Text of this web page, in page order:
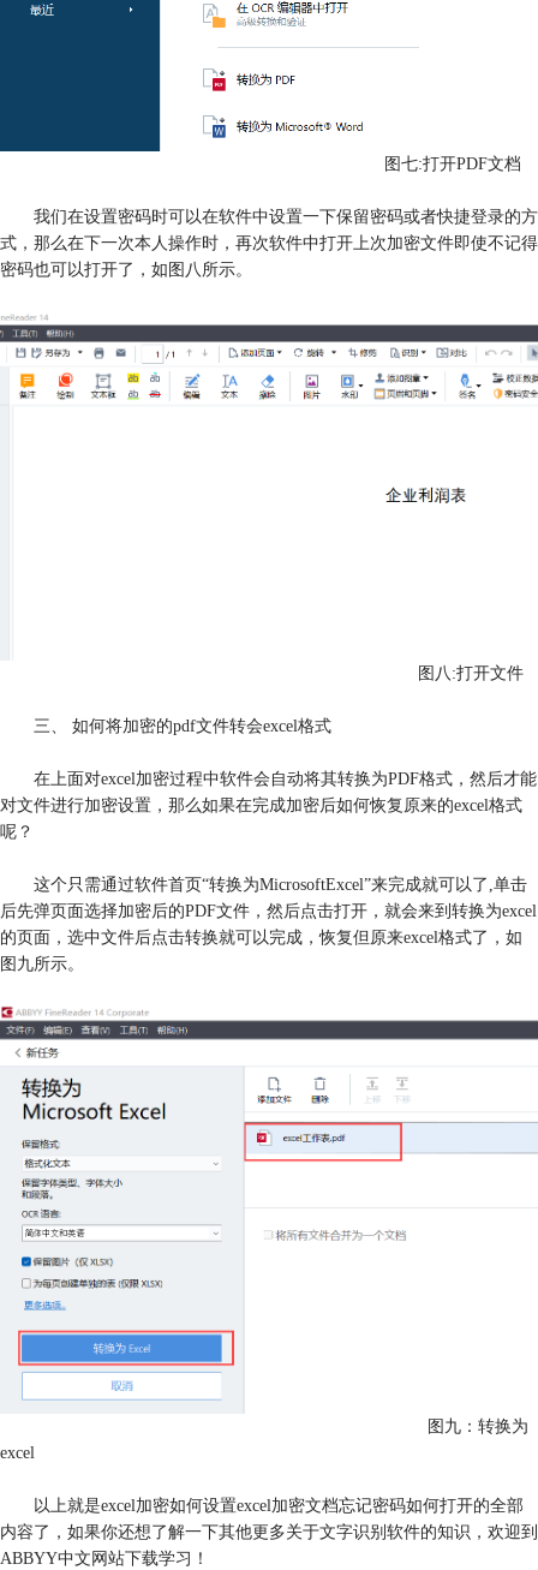
图七:打开PDF文档
我们在设置密码时可以在软件中设置一下保留密码或者快捷登录的方
式，那么在下一次本人操作时，再次软件中打开上次加密文件即使不记得
密码也可以打开了，如图八所示。
图八:打开文件
三、 如何将加密的pdf文件转会excel格式
在上面对excel加密过程中软件会自动将其转换为PDF格式，然后才能
对文件进行加密设置，那么如果在完成加密后如何恢复原来的excel格式
呢？
这个只需通过软件首页“转换为MicrosoftExcel”来完成就可以了,单击
后先弹页面选择加密后的PDF文件，然后点击打开，就会来到转换为excel
的页面，选中文件后点击转换就可以完成，恢复但原来excel格式了，如
图九所示。
图九：转换为
excel
以上就是excel加密如何设置excel加密文档忘记密码如何打开的全部
内容了，如果你还想了解一下其他更多关于文字识别软件的知识，欢迎到
ABBYY中文网站下载学习！